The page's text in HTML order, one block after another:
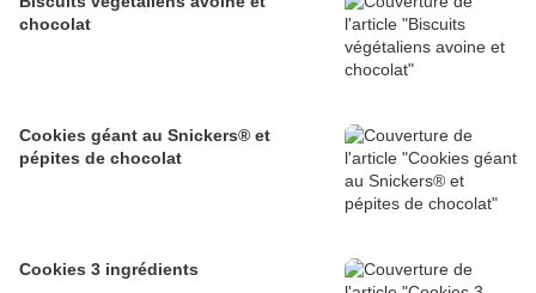
chocolat
Cookies géant au Snickers® et
pépites de chocolat
Cookies 3 ingrédients